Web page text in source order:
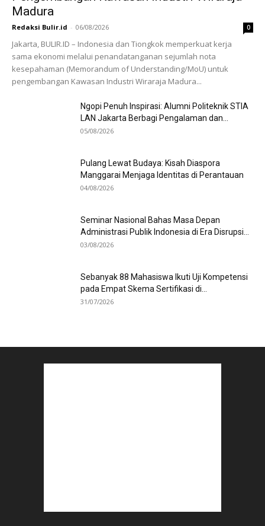
Madura
Redaksi Bulir.id - 06/08/2026 0
Jakarta, BULIR.ID – Indonesia dan Tiongkok memperkuat kerja
sama ekonomi melalui penandatanganan sejumlah nota
kesepahaman (Memorandum of Understanding/MoU) untuk
pengembangan Kawasan Industri Wiraraja Madura...
Ngopi Penuh Inspirasi: Alumni Politeknik STIA
LAN Jakarta Berbagi Pengalaman dan...
05/08/2026
Pulang Lewat Budaya: Kisah Diaspora
Manggarai Menjaga Identitas di Perantauan
04/08/2026
Seminar Nasional Bahas Masa Depan
Administrasi Publik Indonesia di Era Disrupsi...
03/08/2026
Sebanyak 88 Mahasiswa Ikuti Uji Kompetensi
pada Empat Skema Sertifikasi di...
31/07/2026